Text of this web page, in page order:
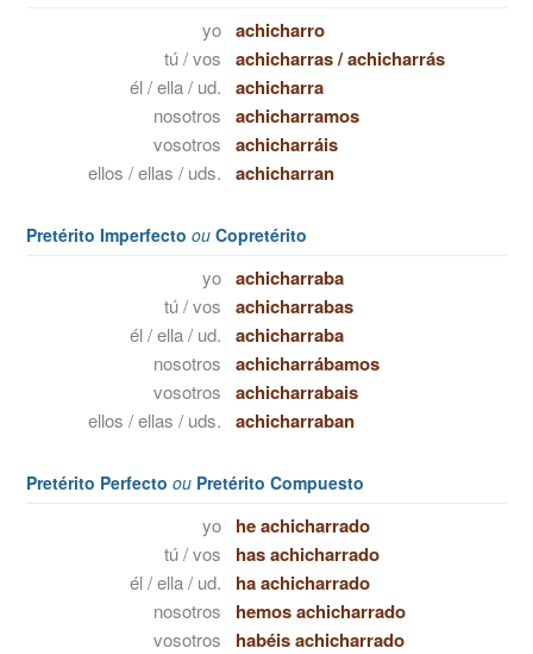
yo achicharro
tú / vos achicharras/achicharrás
él / ella / ud. achicharra
nosotros achicharramos
vosotros achicharráis
ellos / ellas / uds. achicharran
Pretérito Imperfecto ou Copretérito
yo achicharraba
tú / vos achicharrabas
él / ella / ud. achicharraba
nosotros achicharrábamos
vosotros achicharrabais
ellos / ellas / uds. achicharraban
Pretérito Perfecto ou Pretérito Compuesto
yo he achicharrado
tú / vos has achicharrado
él / ella / ud. ha achicharrado
nosotros hemos achicharrado
vosotros habéis achicharrado